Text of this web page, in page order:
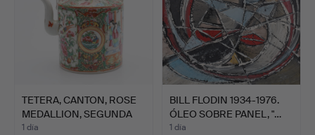
TETERA, CANTON, ROSE
MEDALLION, SEGUNDA
MI…
1 día
BILL FLODIN 1934-1976.
ÓLEO SOBRE PANEL, "…
1 día